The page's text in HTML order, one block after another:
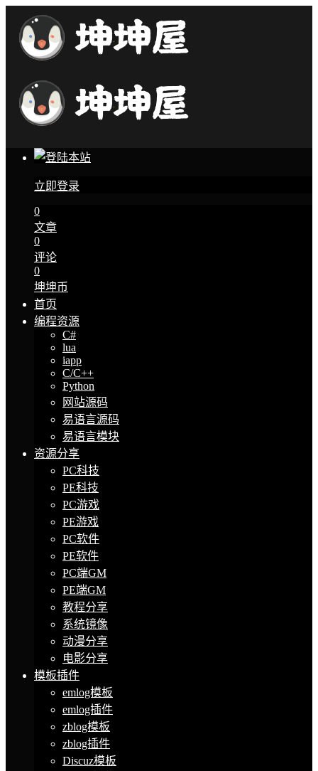
立即登录
0
文章
0
评论
0
坤坤币
首页
编程资源
C#
lua
iapp
C/C++
Python
网站源码
易语言源码
易语言模块
资源分享
PC科技
PE科技
PC游戏
PE游戏
PC软件
PE软件
PC端GM
PE端GM
教程分享
系统镜像
动漫分享
电影分享
模板插件
emlog模板
emlog插件
zblog模板
zblog插件
Discuz模板